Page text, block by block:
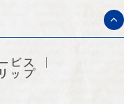
ビス
ップ